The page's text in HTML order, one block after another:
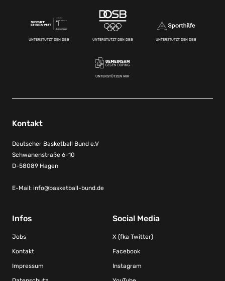
UNTERSTÜTZT DEN DBB UNTERSTÜTZT DEN DBB UNTERSTÜTZT DEN DBB
UNTERSTÜTZEN WIR
Kontakt
Deutscher Basketball Bund e.V
Schwanenstraße 6-10
D-58089 Hagen
E-Mail: info@basketball-bund.de
Infos
Jobs
Kontakt
Impressum
Social Media
X (fka Twitter)
Facebook
Instagram